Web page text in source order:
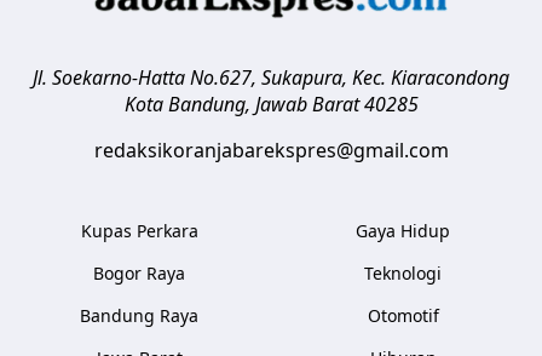
Jl. Soekarno-Hatta No.627, Sukapura, Kec. Kiaracondong
Kota Bandung, Jawab Barat 40285
redaksikoranjabarekspres@gmail.com
Kupas Perkara
Bogor Raya
Bandung Raya
Gaya Hidup
Teknologi
Otomotif